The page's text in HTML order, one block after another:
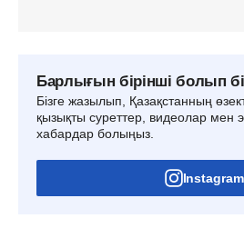
Барлығын бірінші болып
Бізге жазылып, Қазақстанның
қызықты суреттер, видеолар мен
хабардар болыңыз.
Instagram